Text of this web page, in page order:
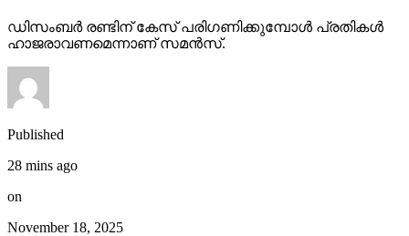
ഡിസംബര്‍ രണ്ടിന് കേസ് പരിഗണിക്കുമ്പോള്‍ പ്രതികള്‍
ഹാജരാവണമെന്നാണ് സമന്‍സ്.
Published
28 mins ago
on
November 18, 2025